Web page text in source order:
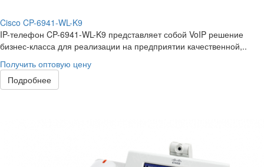
Cisco CP-6941-WL-K9
IP-телефон CP-6941-WL-K9 представляет собой VoIP решение
бизнес-класса для реализации на предприятии качественной,..
Получить оптовую цену
Подробнее